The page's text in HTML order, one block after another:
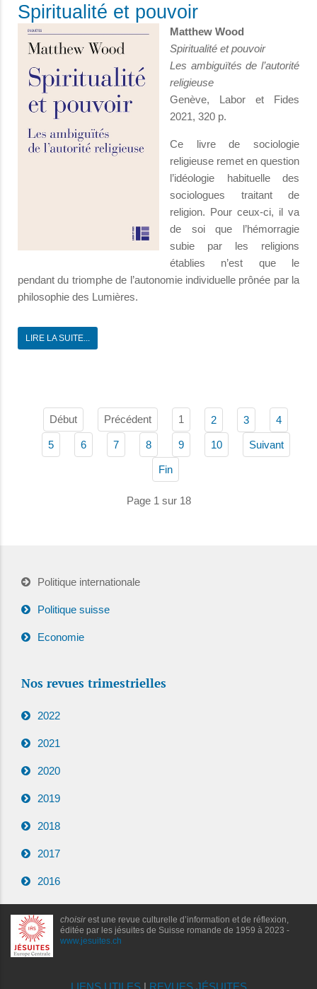
Spiritualité et pouvoir
Matthew Wood
Spiritualité et pouvoir
Les ambiguïtés de l’autorité
religieuse
Genève, Labor et Fides
2021, 320 p.
Ce livre de sociologie
religieuse remet en question
l’idéologie habituelle des
sociologues traitant de
religion. Pour ceux-ci, il va
de soi que l’hémorragie
subie par les religions
établies n’est que le
pendant du triomphe de l’autonomie individuelle prônée par la
philosophie des Lumières.
LIRE LA SUITE...
Début Précédent 1 2 3 4
5 6 7 8 9 10 Suivant
Fin
Page 1 sur 18
Politique internationale
Politique suisse
Economie
Nos revues trimestrielles
2022
2021
2020
2019
2018
2017
2016
choisirest une revue culturelle d’information et de réflexion,
éditée par les jésuites de Suisse romande de 1959 à 2023 -
www.jesuites.ch
LIENS UTILES| REVUES JÉSUITES